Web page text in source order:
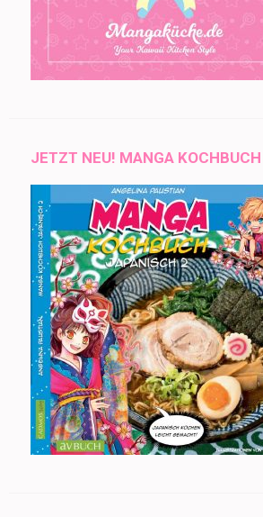
JETZT NEU! MANGA